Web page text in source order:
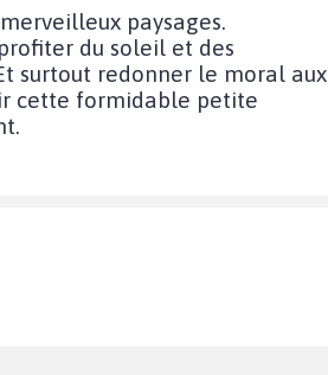
paysages.
du soleil et des
surtout redonner le moral aux
cette formidable petite